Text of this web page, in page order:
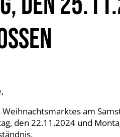
am
den 22.11.2024 und